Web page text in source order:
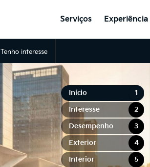
Serviços Experiência
Tenho interesse
1
Início
2
Interesse
3
Desempenho
4
Exterior
5
Interior